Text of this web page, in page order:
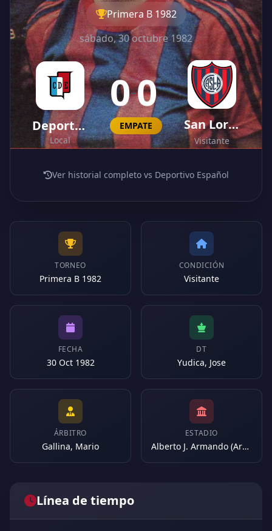
Primera B 1982
sábado, 30 octubre 1982
Deportivo Español
Local
0-0
EMPATE San Lorenzo
Visitante
Ver historial completo vs Deportivo Español
TORNEO
Primera B 1982
CONDICIÓN
Visitante
FECHA
30 Oct 1982
DT
Yudica, Jose
ÁRBITRO
Gallina, Mario
ESTADIO
Alberto J. Armando (Argentina)
Línea de tiempo